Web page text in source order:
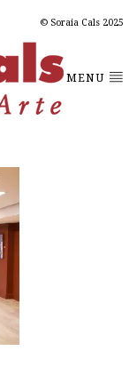
© Soraia Cals 2025
MENU